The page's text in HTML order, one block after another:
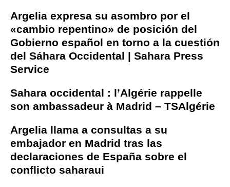
Argelia expresa su asombro por el
«cambio repentino» de posición del
Gobierno español en torno a la cuestión
del Sáhara Occidental | Sahara Press
Service
Sahara occidental : l’Algérie rappelle
son ambassadeur à Madrid – TSAlgérie
Argelia llama a consultas a su
embajador en Madrid tras las
declaraciones de España sobre el
conflicto saharaui